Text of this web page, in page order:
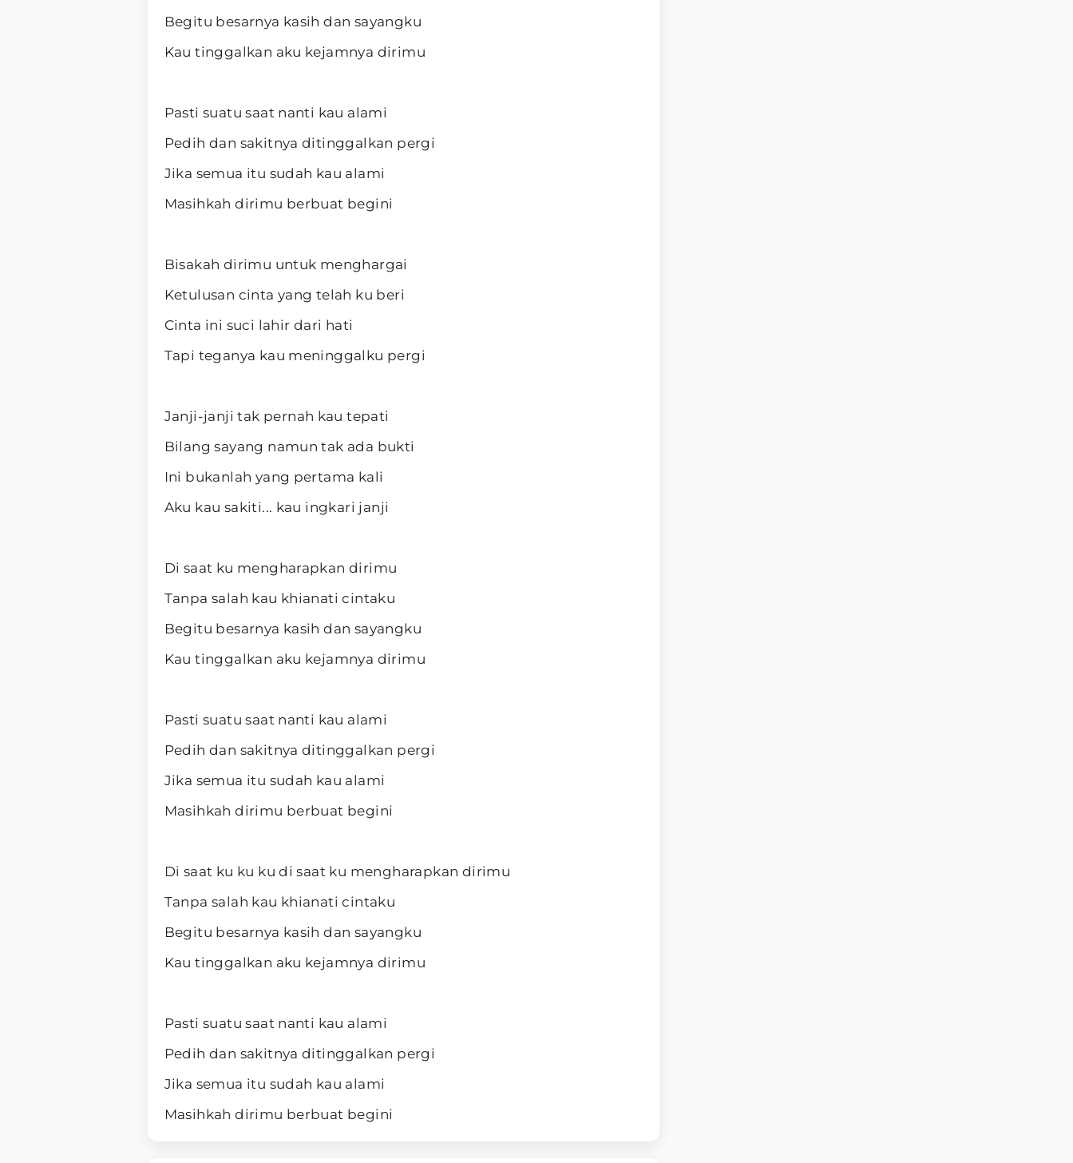
Begitu besarnya kasih dan sayangku
Kau tinggalkan aku kejamnya dirimu
Pasti suatu saat nanti kau alami
Pedih dan sakitnya ditinggalkan pergi
Jika semua itu sudah kau alami
Masihkah dirimu berbuat begini
Bisakah dirimu untuk menghargai
Ketulusan cinta yang telah ku beri
Cinta ini suci lahir dari hati
Tapi teganya kau meninggalku pergi
Janji-janji tak pernah kau tepati
Bilang sayang namun tak ada bukti
Ini bukanlah yang pertama kali
Aku kau sakiti... kau ingkari janji
Di saat ku mengharapkan dirimu
Tanpa salah kau khianati cintaku
Begitu besarnya kasih dan sayangku
Kau tinggalkan aku kejamnya dirimu
Pasti suatu saat nanti kau alami
Pedih dan sakitnya ditinggalkan pergi
Jika semua itu sudah kau alami
Masihkah dirimu berbuat begini
Di saat ku ku ku di saat ku mengharapkan dirimu
Tanpa salah kau khianati cintaku
Begitu besarnya kasih dan sayangku
Kau tinggalkan aku kejamnya dirimu
Pasti suatu saat nanti kau alami
Pedih dan sakitnya ditinggalkan pergi
Jika semua itu sudah kau alami
Masihkah dirimu berbuat begini